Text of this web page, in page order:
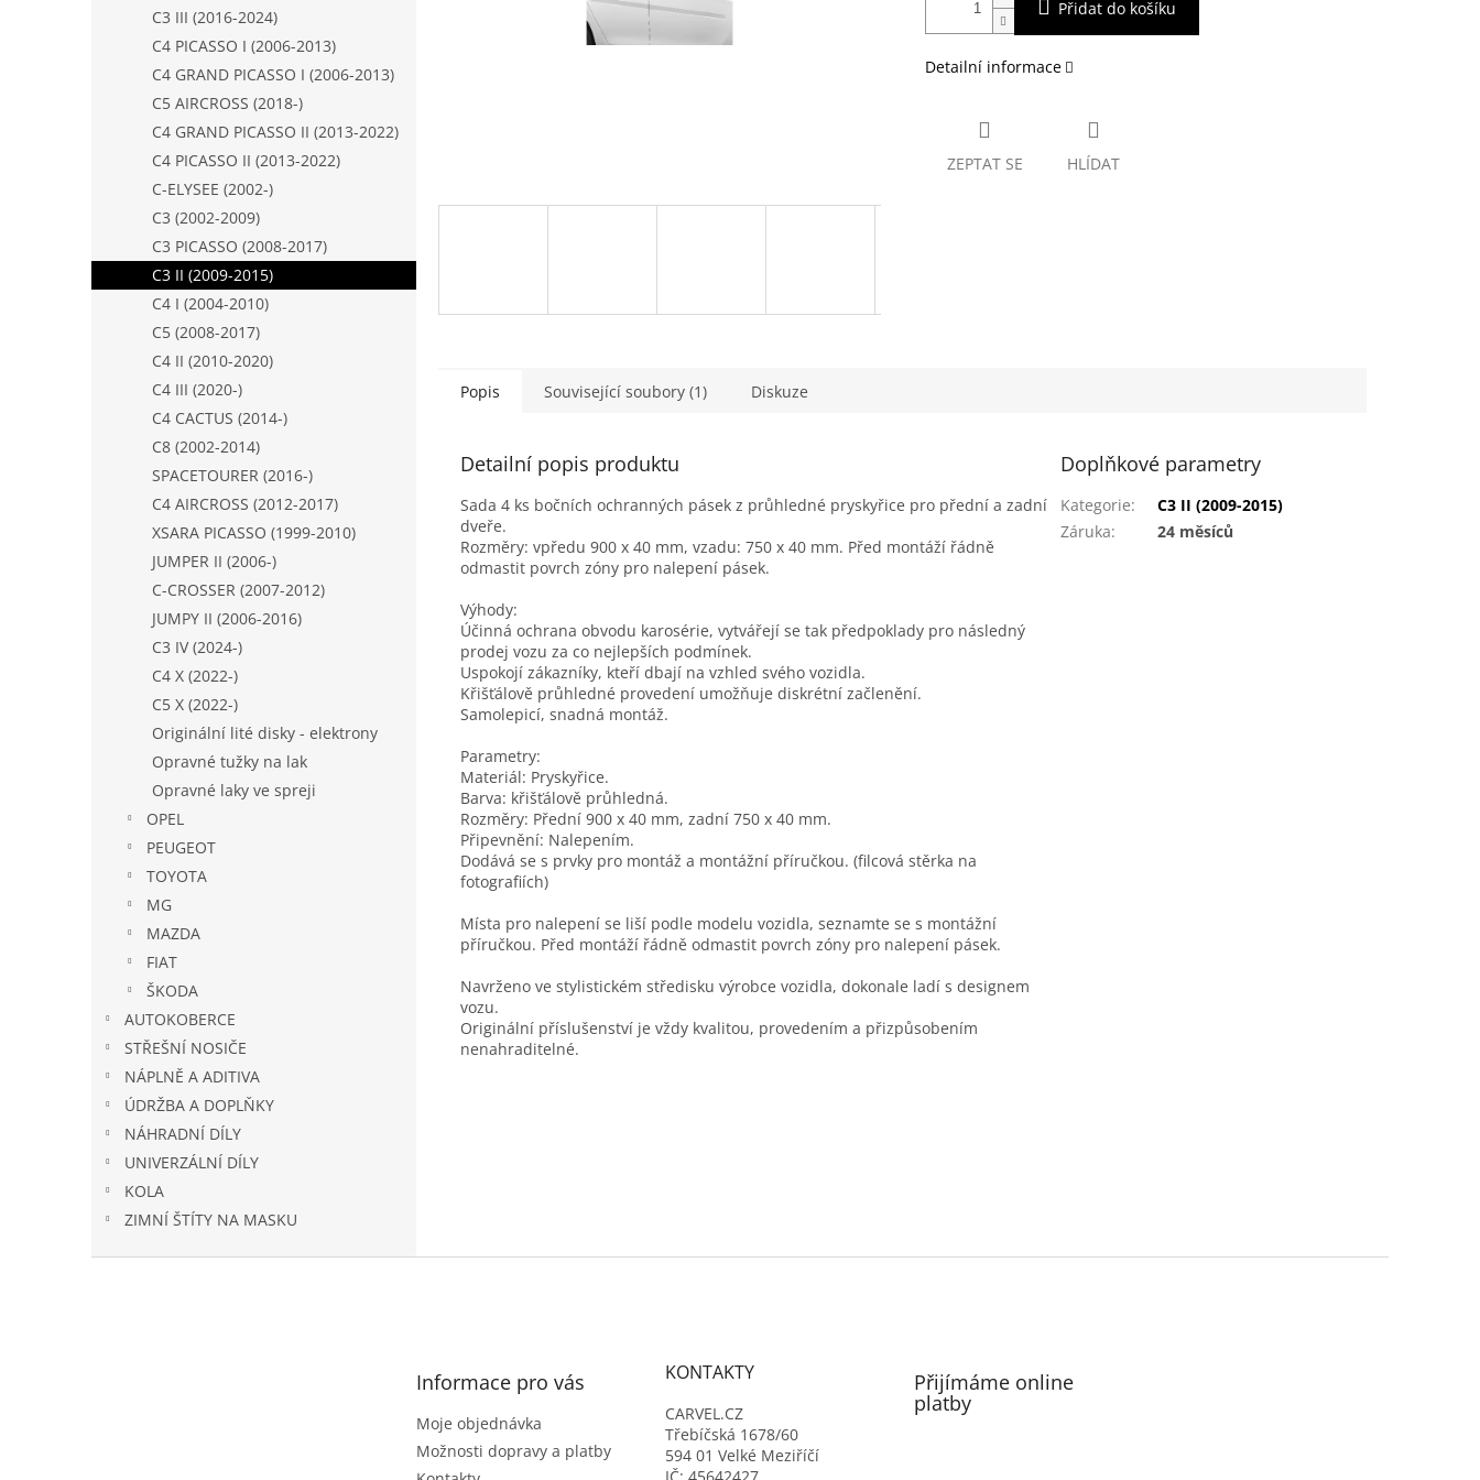
C3 III (2016-2024)
C4 PICASSO I (2006-2013)
C4 GRAND PICASSO I (2006-2013)
C5 AIRCROSS (2018-)
C4 GRAND PICASSO II (2013-2022)
C4 PICASSO II (2013-2022)
C-ELYSEE (2002-)
C3 (2002-2009)
C3 PICASSO (2008-2017)
C3 II (2009-2015)
C4 I (2004-2010)
C5 (2008-2017)
C4 II (2010-2020)
C4 III (2020-)
C4 CACTUS (2014-)
C8 (2002-2014)
SPACETOURER (2016-)
C4 AIRCROSS (2012-2017)
XSARA PICASSO (1999-2010)
JUMPER II (2006-)
C-CROSSER (2007-2012)
JUMPY II (2006-2016)
C3 IV (2024-)
C4 X (2022-)
C5 X (2022-)
Originální lité disky - elektrony
Opravné tužky na lak
Opravné laky ve spreji
OPEL
PEUGEOT
TOYOTA
MG
MAZDA
FIAT
ŠKODA
AUTOKOBERCE
STŘEŠNÍ NOSIČE
NÁPLNĚ A ADITIVA
ÚDRŽBA A DOPLŇKY
NÁHRADNÍ DÍLY
UNIVERZÁLNÍ DÍLY
KOLA
ZIMNÍ ŠTÍTY NA MASKU
Přidat do košíku
Detailní informace
ZEPTAT SE HLÍDAT
Popis Související soubory (1) Diskuze
Detailní popis produktu
Sada 4 ks bočních ochranných pásek z průhledné pryskyřice pro přední a zadní
dveře.
Rozměry: vpředu 900 x 40 mm, vzadu: 750 x 40 mm. Před montáží řádně
odmastit povrch zóny pro nalepení pásek.
Výhody:
Účinná ochrana obvodu karosérie, vytvářejí se tak předpoklady pro následný
prodej vozu za co nejlepších podmínek.
Uspokojí zákazníky, kteří dbají na vzhled svého vozidla.
Křišťálově průhledné provedení umožňuje diskrétní začlenění.
Samolepicí, snadná montáž.
Parametry:
Materiál: Pryskyřice.
Barva: křišťálově průhledná.
Rozměry: Přední 900 x 40 mm, zadní 750 x 40 mm.
Připevnění: Nalepením.
Dodává se s prvky pro montáž a montážní příručkou. (filcová stěrka na
fotografiích)
Místa pro nalepení se liší podle modelu vozidla, seznamte se s montážní
příručkou. Před montáží řádně odmastit povrch zóny pro nalepení pásek.
Navrženo ve stylistickém středisku výrobce vozidla, dokonale ladí s designem
vozu.
Originální příslušenství je vždy kvalitou, provedením a přizpůsobením
nenahraditelné.
Doplňkové parametry
Kategorie:
C3 II (2009-2015)
Záruka: 24 měsíců
Informace pro vás
Moje objednávka
Možnosti dopravy a platby
KONTAKTY
CARVEL.CZ
Třebíčská 1678/60
594 01 Velké Meziříčí
Přijímáme online
platby